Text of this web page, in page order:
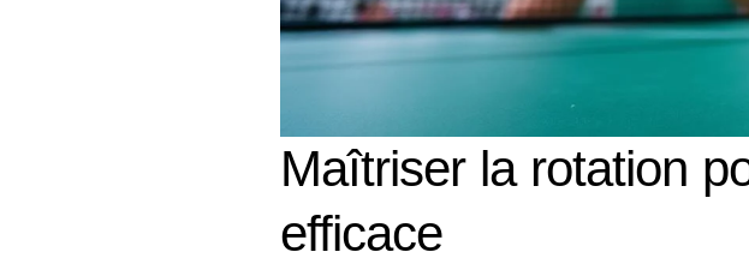
Maîtriser la rotation
efficace